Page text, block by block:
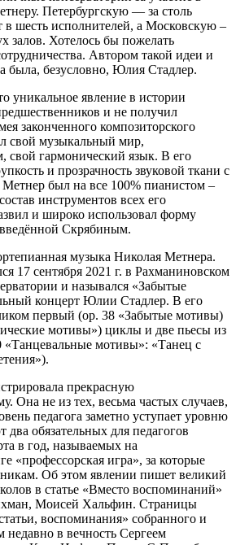
Петербургскую — за столь
в шесть исполнителей, а Московскую –
залов. Хотелось бы пожелать
Автором такой идеи и
была, безусловно, Юлия Стадлер.
уникальное явление в истории
и не получил
законченного композиторского
свой музыкальный мир,
свой гармонический язык. В его
и прозрачность звуковой ткани с
был на все 100% пианистом –
инструментов всех его
и широко использовал форму
Скрябиным.
музыка Николая Метнера.
17 сентября 2021 г. в Рахманиновском
и назывался «Забытые
концерт Юлии Стадлер. В его
первый (ор. 38 «Забытые мотивы)
мотивы») циклы и две пьесы из
«Танцевальные мотивы»: «Танец с
прекрасную
Она не из тех, весьма частых случаев,
педагога заметно уступает уровню
два обязательных для педагогов
в год, называемых на
«профессорская игра», за которые
Об этом явлении пишет великий
в статье «Вместо воспоминаний»
Моисей Хальфин. Страницы
воспоминания» собранного и
в вечность Сергеем